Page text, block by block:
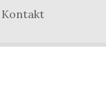
Kontakt